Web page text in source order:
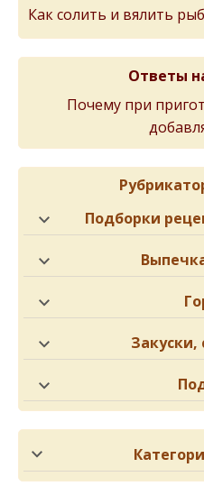
Как солить и вялить
Ответы
Почему при
Подборки
Закуски,